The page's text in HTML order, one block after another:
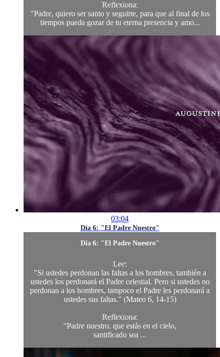
Reflexiona:
"Padre, quiero ser santo y seguirte, para que al final de los
tiempos pueda gozar de tu eterna presencia y amo...
03:04
Día 6: "El Padre Nuestro"
Día 6: "El Padre Nuestro"
Lee:
"Si ustedes perdonan las faltas a los hombres, también a
ustedes los perdonará el Padre celestial. Pero si ustedes no
perdonan a los hombres, tampoco el Padre les perdonará a
ustedes sus faltas." (Mateo 6, 14-15)
Reflexiona:
"Padre nuestro, que estás en el cielo,
santificado sea ...